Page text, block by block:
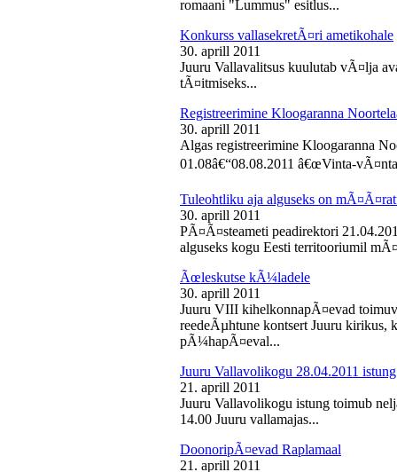
romaani "Lummus" esitlus...
Konkurss vallasekretÃ¤ri ametikohale
30. aprill 2011
Juuru Vallavalitsus kuulutab vÃ¤lja
tÃ¤itmiseks...
Registreerimine Kloogaranna
30. aprill 2011
Algas registreerimine Kloogaranna
01.08â€“08.08.2011 â€œVinta-
Tuleohtliku aja alguseks on
30. aprill 2011
PÃ¤Ã¤steameti peadirektori
alguseks kogu Eesti territooriumil
Ãœleskutse kÃ¼ladele
30. aprill 2011
Juuru VIII kihelkonnapÃ¤evad
reedeÃµhtune kontsert Juuru
pÃ¼hapÃ¤eval...
Juuru Vallavolikogu 28.04.2011 istung
21. aprill 2011
Juuru Vallavolikogu istung toimub
14.00 Juuru vallamajas...
DoonoripÃ¤evad Raplamaal
21. aprill 2011